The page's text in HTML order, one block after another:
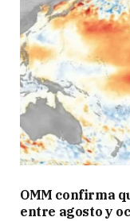
OMM confirma
entre agosto y